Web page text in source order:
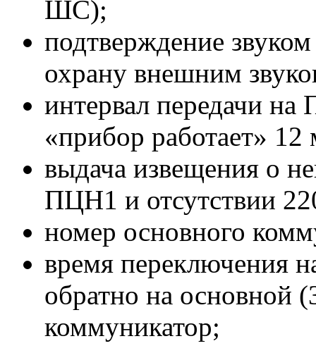
ШС);
подтверждение
охрану внешним
интервал передачи
«прибор работает»
выдача извещения о
ПЦН1 и отсутствии
номер основного
время переключения
обратно на основной
коммуникатор;